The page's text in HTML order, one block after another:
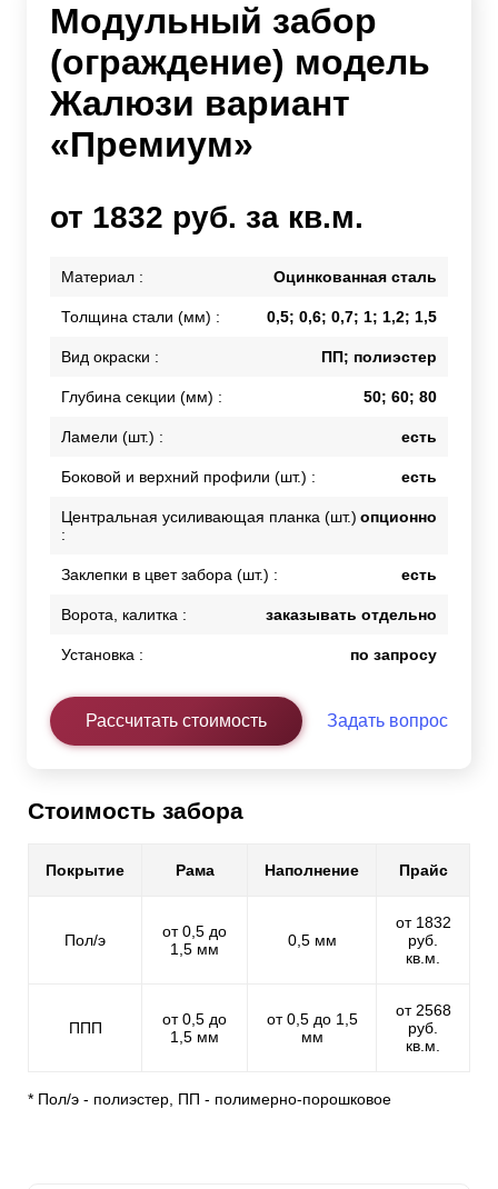
Модульный забор
(ограждение) модель
Жалюзи вариант
«Премиум»
от 1832 руб. за кв.м.
Материал : Оцинкованная сталь
Толщина стали (мм) : 0,5; 0,6; 0,7; 1; 1,2; 1,5
Вид окраски : ПП; полиэстер
Глубина секции (мм) : 50; 60; 80
Ламели (шт.) : есть
Боковой и верхний профили (шт.) : есть
Центральная усиливающая планка (шт.)
:
опционно
Заклепки в цвет забора (шт.) : есть
Ворота, калитка : заказывать отдельно
Установка : по запросу
Рассчитать стоимость Задать вопрос
Стоимость забора
Покрытие Рама Наполнение Прайс
Пол/э
от 0,5 до
1,5 мм
0,5 мм
от 1832
руб.
кв.м.
ППП
от 0,5 до
1,5 мм
от 0,5 до 1,5
мм
от 2568
руб.
кв.м.
* Пол/э - полиэстер, ПП - полимерно-порошковое